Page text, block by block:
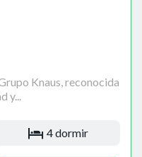
Knaus, reconocida
y...
4 dormir